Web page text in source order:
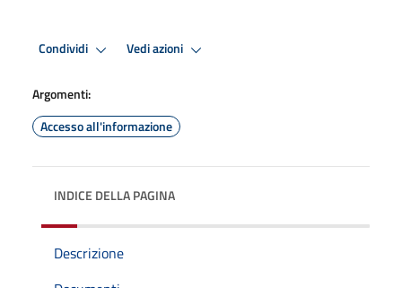
Condividi Vedi azioni
Argomenti:
Accesso all'informazione
INDICE DELLA PAGINA
Descrizione